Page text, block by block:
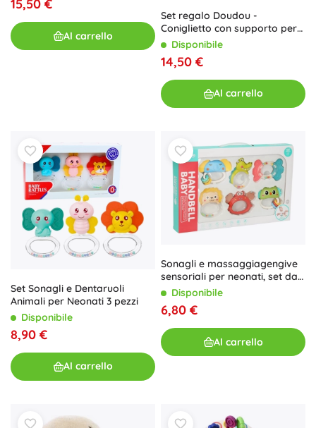
15,50 €
Al carrello
Set regalo Doudou -
Coniglietto con supporto per
ciuccio
Disponibile
14,50 €
Al carrello
Set Sonagli e Dentaruoli
Animali per Neonati 3 pezzi
Disponibile
8,90 €
Al carrello
Sonagli e massaggiagengive
sensoriali per neonati, set da
6 pezzi BIBI-INN
Disponibile
6,80 €
Al carrello